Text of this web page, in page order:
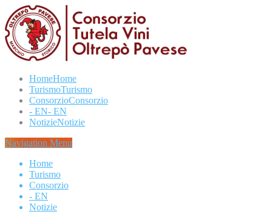
HomeHome
TurismoTurismo
ConsorzioConsorzio
- EN- EN
NotizieNotizie
Navigation Menu
Home
Turismo
Consorzio
- EN
Notizie